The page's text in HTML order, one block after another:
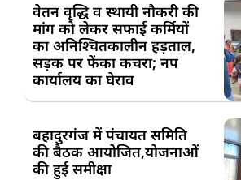
वेतन वृद्धि व स्थायी नौकरी की
मांग को लेकर सफाई कर्मियों
का अनिश्चितकालीन हड़ताल,
सड़क पर फेंका कचरा; नप
कार्यालय का घेराव
बहादुरगंज में पंचायत समिति
की बैठक आयोजित,योजनाओं
की हुई समीक्षा